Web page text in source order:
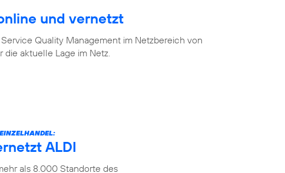
und vernetzt
Quality Management im Netzbereich von
aktuelle Lage im Netz.
ALDI
als 8.000 Standorte des